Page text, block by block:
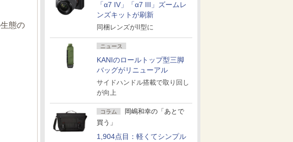
「α7 IV」「α7 III」ズームレ
ンズキットが刷新
同梱レンズがII型に
ニュース
KANIのロールトップ型三脚
バッグがリニューアル
サイドハンドル搭載で取り回し
が向上
コラム
岡嶋和幸の「あとで
買う」
1,904点目：軽くてシンプル
態の